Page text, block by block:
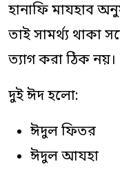
হানাফি মাযহাব
তাই সামর্থ্য থাকা
ত্যাগ করা ঠিক নয়।
দুই ঈদ হলো:
ঈদুল ফিতর
ঈদুল আযহা